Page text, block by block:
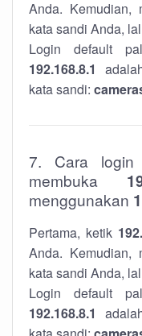
Anda. Kemudian,
kata sandi Anda,
Login default
192.168.8.1
kata sandi:
7. Cara
membuka
menggunakan
Pertama, ketik
Anda. Kemudian,
kata sandi Anda,
Login default
192.168.8.1